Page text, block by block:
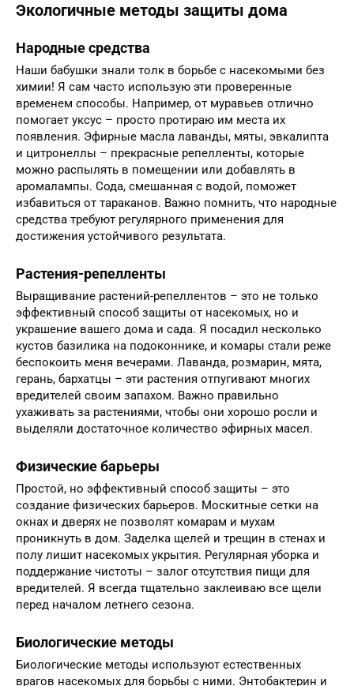
Экологичные методы защиты дома
Народные средства
Наши бабушки знали толк в борьбе с насекомыми без
химии! Я сам часто использую эти проверенные
временем способы. Например, от муравьев отлично
помогает уксус – просто протираю им места их
появления. Эфирные масла лаванды, мяты, эвкалипта
и цитронеллы – прекрасные репелленты, которые
можно распылять в помещении или добавлять в
аромалампы. Сода, смешанная с водой, поможет
избавиться от тараканов. Важно помнить, что народные
средства требуют регулярного применения для
достижения устойчивого результата.
Растения-репелленты
Выращивание растений-репеллентов – это не только
эффективный способ защиты от насекомых, но и
украшение вашего дома и сада. Я посадил несколько
кустов базилика на подоконнике, и комары стали реже
беспокоить меня вечерами. Лаванда, розмарин, мята,
герань, бархатцы – эти растения отпугивают многих
вредителей своим запахом. Важно правильно
ухаживать за растениями, чтобы они хорошо росли и
выделяли достаточное количество эфирных масел.
Физические барьеры
Простой, но эффективный способ защиты – это
создание физических барьеров. Москитные сетки на
окнах и дверях не позволят комарам и мухам
проникнуть в дом. Заделка щелей и трещин в стенах и
полу лишит насекомых укрытия. Регулярная уборка и
поддержание чистоты – залог отсутствия пищи для
вредителей. Я всегда тщательно заклеиваю все щели
перед началом летнего сезона.
Биологические методы
Биологические методы используют естественных
врагов насекомых для борьбы с ними. Энтобактерин и